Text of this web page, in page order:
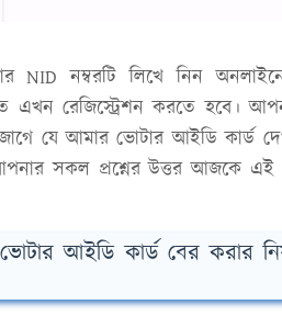
নম্বরটি লিখে নিন
রেজিস্ট্রেশন করতে হবে।
যে আমার ভোটার আইডি কার্ড
সকল প্রশ্নের উত্তর আজকে এই
আইডি কার্ড বের করার